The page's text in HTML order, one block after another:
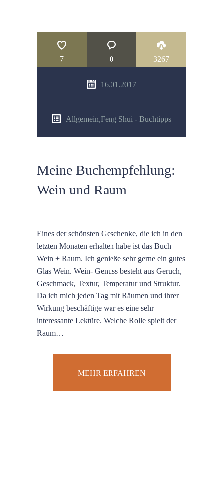
7 0 3267
16.01.2017
Allgemein,Feng Shui - Buchtipps
Meine Buchempfehlung:
Wein und Raum
Eines der schönsten Geschenke, die ich in den
letzten Monaten erhalten habe ist das Buch
Wein + Raum. Ich genieße sehr gerne ein gutes
Glas Wein. Wein- Genuss besteht aus Geruch,
Geschmack, Textur, Temperatur und Struktur.
Da ich mich jeden Tag mit Räumen und ihrer
Wirkung beschäftige war es eine sehr
interessante Lektüre. Welche Rolle spielt der
Raum…
MEHR ERFAHREN